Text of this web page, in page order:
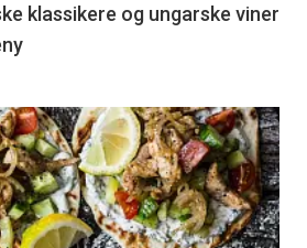
klassikere og ungarske viner